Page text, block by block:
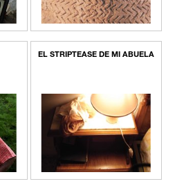
EL STRIPTEASE DE MI ABUELA